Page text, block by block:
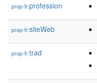
prop-fr:profession
prop-fr:siteWeb
prop-fr:trad